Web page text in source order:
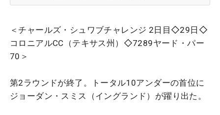
＜チャールズ・シュワブチャレンジ 2日目◇29日◇
コロニアルCC（テキサス州）◇7289ヤード・パー
70＞
第2ラウンドが終了。トータル10アンダーの首位に
ジョーダン・スミス（イングランド）が躍り出た。